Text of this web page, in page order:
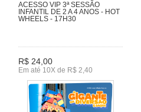
ACESSO VIP 3ª SESSÃO
INFANTIL DE 2 A 4 ANOS - HOT
WHEELS - 17H30
R$ 24,00
Em até 10X de R$ 2,40